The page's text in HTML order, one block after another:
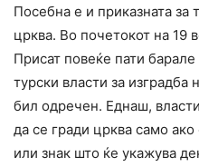
Посебна е и приказната за
црква. Во почетокот на 19
Присат повеќе пати
турски власти за изградба
бил одречен. Еднаш,
да се гради црква само ако
или знак што ќе укажува